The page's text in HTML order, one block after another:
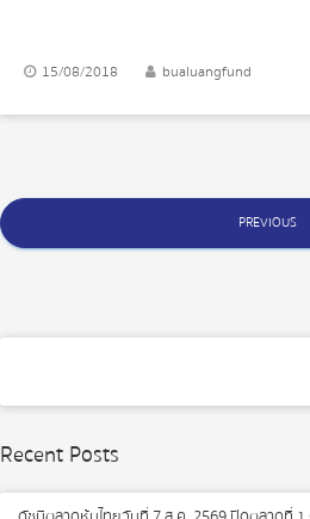
15/08/2018 bualuangfund
Posts
navigation
PREVIOUS
Recent Posts